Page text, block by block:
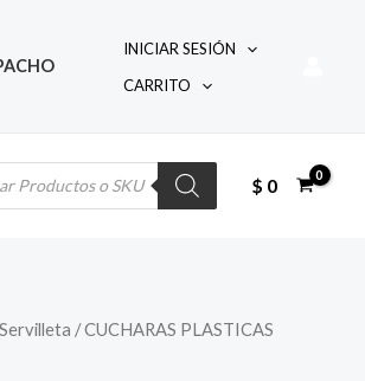
INICIAR SESIÓN
CARRITO
$ 0
/ CUCHARAS PLASTICAS